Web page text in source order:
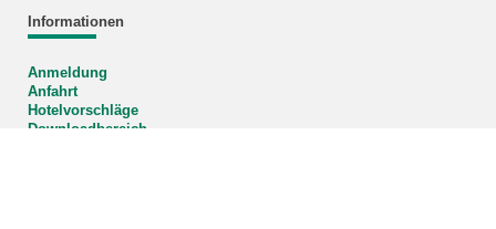
Informationen
Anmeldung
Anfahrt
Hotelvorschläge
Downloadbereich